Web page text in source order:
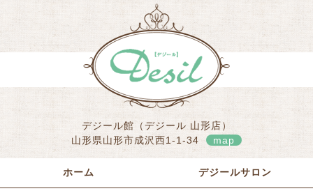
デジール館（デジール 山形店）
山形県山形市成沢西1-1-34
map
ホーム デジールサロン